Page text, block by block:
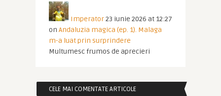
Imperator23 iunie 2026 at 12:27
on Andaluzia magica (ep. 1). Malaga
m-a luat prin surprindere
Multumesc frumos de aprecieri
CELE MAI COMENTATE ARTICOLE